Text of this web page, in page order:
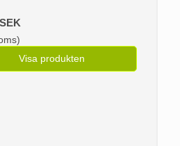
Visa produkten